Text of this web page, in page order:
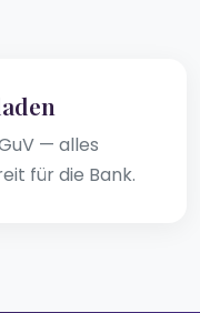
— alles
für die Bank.